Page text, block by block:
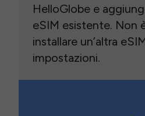
HelloGlobe e
eSIM esistente. Non
installare un’altra
impostazioni.